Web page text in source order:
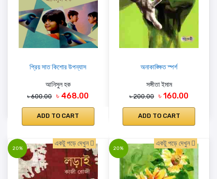
প্রিয় সাত কিশোর উপন্যাস
আনিসুল হক
৳ 600.00 ৳ 468.00
ADD TO CART
অনাকাঙ্ক্ষিত স্পর্শ
সঙ্গীতা ইমাম
৳ 200.00 ৳ 160.00
ADD TO CART
20%
একটু পড়ে দেখুন
20%
একটু পড়ে দেখুন